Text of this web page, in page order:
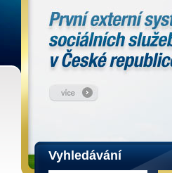
Vyhledávání